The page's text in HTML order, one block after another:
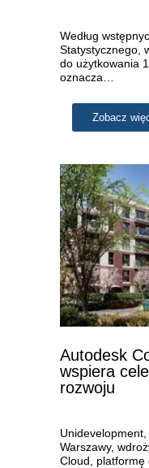
Według
Statystycznego,
do użytkowania
oznacza…
Zobacz
Autodesk
wspiera
rozwoju
Warszawy,
Cloud, platformę